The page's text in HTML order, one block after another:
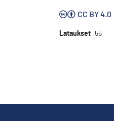
CC BY 4.0
Lataukset 55